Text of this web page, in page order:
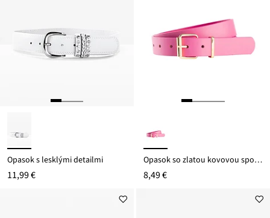
Opasok s lesklými detailmi
11,99 €
Opasok so zlatou kovovou sponou
8,49 €